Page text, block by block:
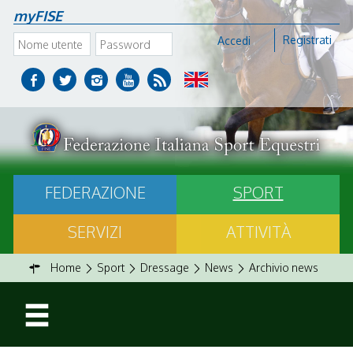
myFISE
Accedi Registrati
FEDERAZIONE
SPORT
SERVIZI
ATTIVITÀ
Home Sport Dressage News Archivio news